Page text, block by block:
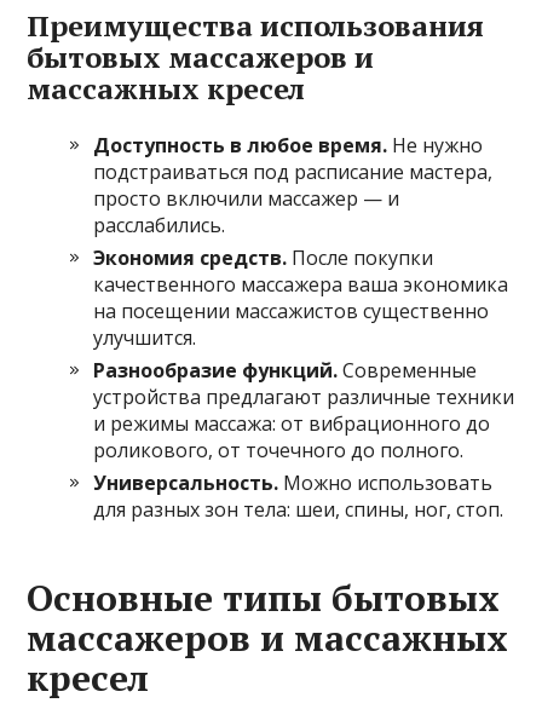
Преимущества использования
бытовых массажеров и
массажных кресел
Доступность в любое время. Не нужно
подстраиваться под расписание мастера,
просто включили массажер — и
расслабились.
Экономия средств. После покупки
качественного массажера ваша экономика
на посещении массажистов существенно
улучшится.
Разнообразие функций.Современные
устройства предлагают различные техники
и режимы массажа: от вибрационного до
роликового, от точечного до полного.
Универсальность. Можно использовать
для разных зон тела: шеи, спины, ног, стоп.
Основные типы бытовых
массажеров и массажных
кресел